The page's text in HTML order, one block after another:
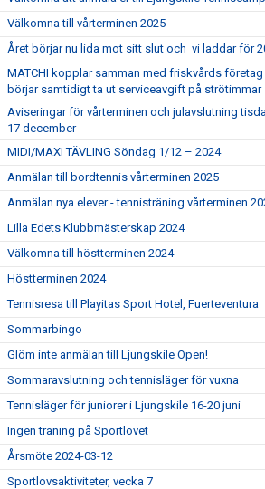
Välkomna till vårterminen 2025
Året börjar nu lida mot sitt slut och vi laddar för
MATCHI kopplar samman med friskvårds företag
börjar samtidigt ta ut serviceavgift på strötimmar
Aviseringar för vårterminen och julavslutning
17 december
MIDI/MAXI TÄVLING Söndag 1/12 – 2024
Anmälan till bordtennis vårterminen 2025
Anmälan nya elever - tennisträning vårterminen
Lilla Edets Klubbmästerskap 2024
Välkomna till höstterminen 2024
Höstterminen 2024
Tennisresa till Playitas Sport Hotel, Fuerteventura
Sommarbingo
Glöm inte anmälan till Ljungskile Open!
Sommaravslutning och tennisläger för vuxna
Tennisläger för juniorer i Ljungskile 16-20 juni
Ingen träning på Sportlovet
Årsmöte 2024-03-12
Sportlovsaktiviteter, vecka 7